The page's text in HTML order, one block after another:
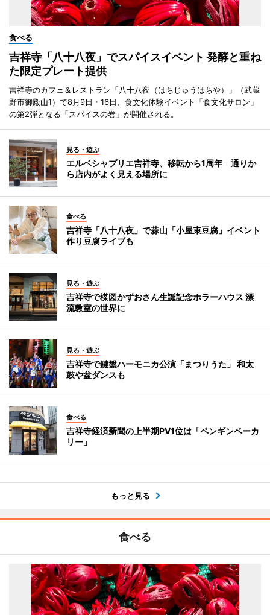
食べる
吉祥寺「八十八夜」でスパイスイベント 発酵と重ね
た限定プレート提供
吉祥寺のカフェ＆レストラン「八十八夜（はちじゅうはちや）」（武蔵
野市御殿山1）で8月9日・16日、食文化体験イベント「食文化サロン」
の第2弾となる「スパイスの巻」が開催される。
見る・遊ぶ
エルベシャプリエ吉祥寺、移転から1周年 通りか
ら店内がよく見える場所に
食べる
吉祥寺「八十八夜」で蒜山「小屋束豆腐」イベント
作り豆腐ライブも
見る・遊ぶ
吉祥寺で楳図かずおさん生誕記念ホラーハウス 漂
流教室の世界に
見る・遊ぶ
吉祥寺で鍵盤ハーモニカ公演「まつりうた」 和太
鼓や盆ダンスも
食べる
吉祥寺経済新聞の上半期PV1位は「ペンギンベーカ
リー」
もっと見る
食べる